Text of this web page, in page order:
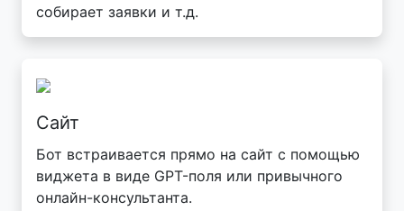
собирает заявки и т.д.
Сайт
Бот встраивается прямо на сайт с помощью
виджета в виде GPT-поля или привычного
онлайн-консультанта.